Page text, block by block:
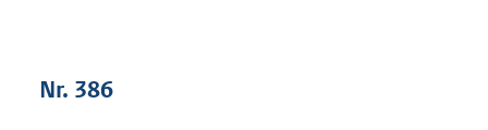
Nr. 386